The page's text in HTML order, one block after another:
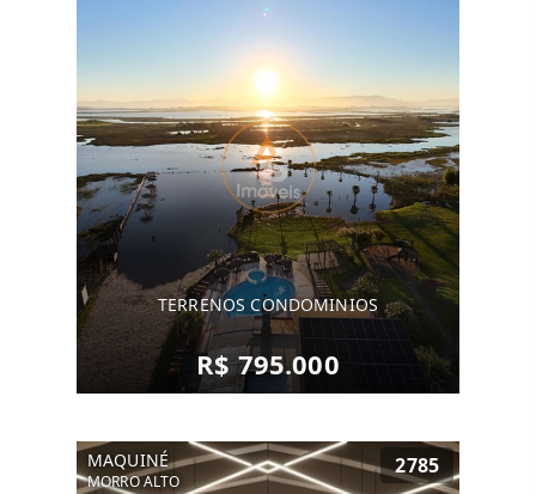
TERRENOS CONDOMINIOS
R$ 795.000
MAQUINÉ
MORRO ALTO
2785